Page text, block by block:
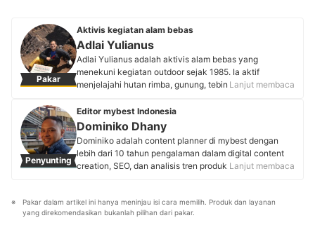
Pakar
Aktivis kegiatan alam bebas
Adlai Yulianus
Adlai Yulianus adalah aktivis alam bebas yang
menekuni kegiatan outdoor sejak 1985. Ia aktif
menjelajahi hutan rimba, gunung, tebing, dan gua,
(3.805 mdpl) sebagai bukti dedikasinya. Hingga kini,
Adlai tetap aktif bertualang secara berkelompok
maupun solo sebagai bentuk komitmen dan passion
yang tak lekang oleh waktu terhadap dunia eksplorasi
alam. Pengalaman 35+ tahun menjadikannya sebagai
rujukan tepercaya bagi komunitas alam bebas
Profil Adlai Yulianus
Lanjut membaca
Penyunting
Editor mybest Indonesia
Dominiko Dhany
Dominiko adalah content planner di mybest dengan
lebih dari 10 tahun pengalaman dalam digital content
creation, SEO, dan analisis tren produk. Memulai karier
hingga copywriting. Kini, ia aktif berkolaborasi dengan
pakar berbagai industri dan menggunakan riset
Lanjut membaca
Pakar dalam artikel ini hanya meninjau isi cara memilih. Produk dan layanan
yang direkomendasikan bukanlah pilihan dari pakar.